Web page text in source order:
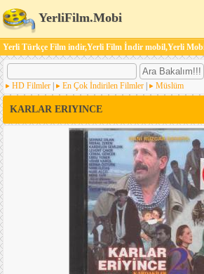
YerliFilm.Mobi
Yerli Türkçe Film indir,Yerli Film İndir mobil,Yerli
HD Filmler En Çok İndirilen Filmler Müslüm
KARLAR ERIYINCE